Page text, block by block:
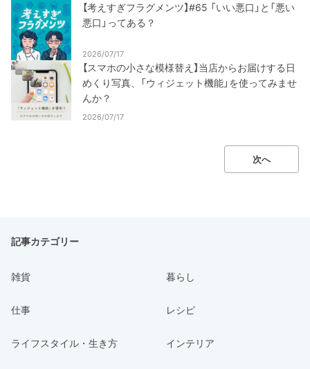
【考えすぎフラグメンツ】#65 「いい悪口」と「悪い
悪口」ってある？
2026/07/17
【スマホの小さな模様替え】当店からお届けする日
めくり写真、「ウィジェット機能」を使ってみませ
んか？
2026/07/17
次へ
記事カテゴリー
雑貨 暮らし
仕事 レシピ
ライフスタイル・生き方 インテリア